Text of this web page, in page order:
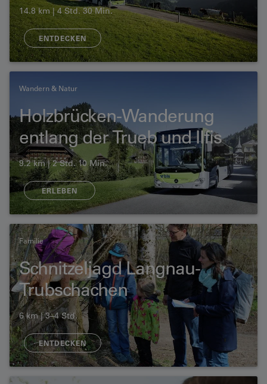
14.8 km | 4 Std. 30 Min.
ENTDECKEN
Wandern & Natur
Holzbrücken-Wanderung
entlang der Trueb und Ilfis
9.2 km | 2 Std. 10 Min.
ERLEBEN
Familie
Schnitzeljagd Langnau-
Trubschachen
6 km | 3–4 Std.
ENTDECKEN